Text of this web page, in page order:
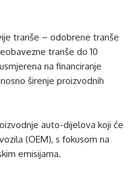
tranše – odobrene tranše
tranše do 10
na financiranje
širenje proizvodnih
auto-dijelova koji će
(OEM), s fokusom na
emisijama.